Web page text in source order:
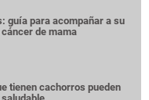
guía para acompañar a su
de mama
tienen cachorros pueden